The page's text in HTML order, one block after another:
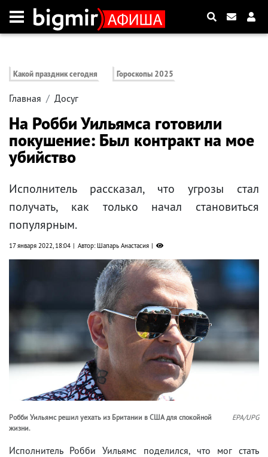
Какой праздник сегодня Гороскопы 2025
Главная Досуг
На Робби Уильямса готовили
покушение: Был контракт на мое
убийство
Исполнитель рассказал, что угрозы стал
получать, как только начал становиться
популярным.
17 января 2022, 18:04 Автор: Шапарь Анастасия
Робби Уильямс решил уехать из Британии в США для спокойной
жизни.
EPA/UPG
Исполнитель Робби Уильямс поделился, что мог стать